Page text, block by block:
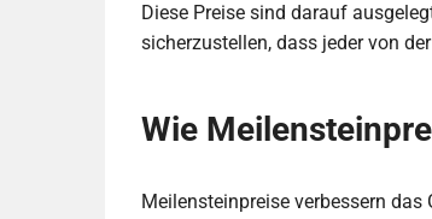
Diese Preise sind darauf
sicherzustellen, dass jeder von
Wie
Meilensteinpreise verbessern